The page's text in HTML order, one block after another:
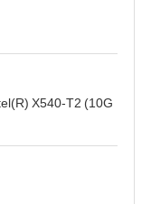
X540-T2 (10G